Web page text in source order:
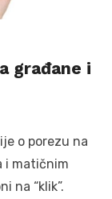
građane i
o porezu na
i matičnim
na “klik”.